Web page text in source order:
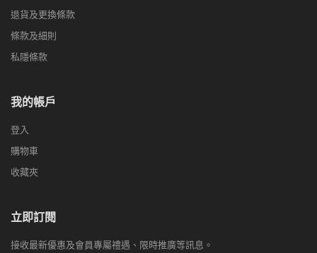
退貨及更換條款
條款及細則
私隱條款
我的帳戶
登入
購物車
收藏夾
立即訂閱
接收最新優惠及會員專屬禮遇、限時推廣等訊息。